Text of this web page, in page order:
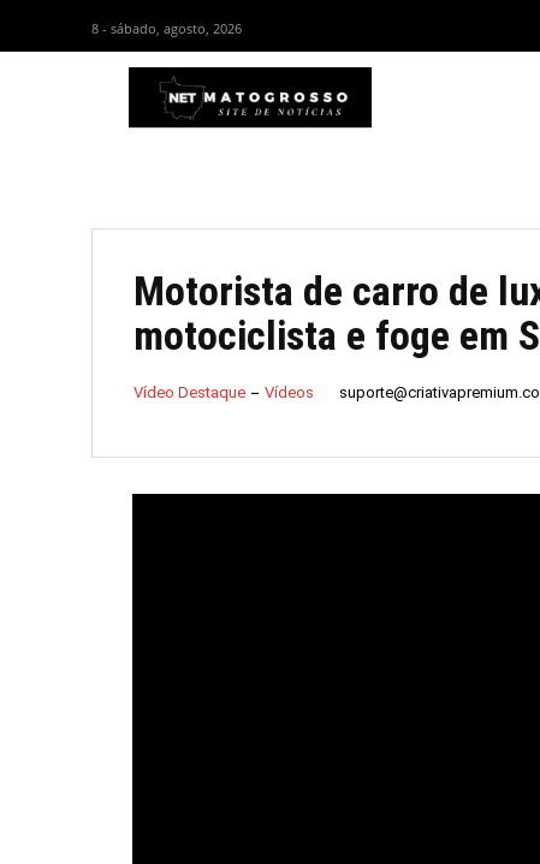
8 - sábado, agosto, 2026
Motorista de carro de
motociclista e foge em
Vídeo Destaque Vídeos